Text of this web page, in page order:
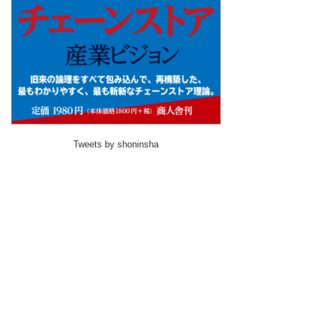
Tweets by shoninsha